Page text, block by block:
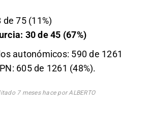
de 75 (11%)
30 de 45 (67%)
autonómicos: 590 de 1261
605 de 1261 (48%).
7 meses hace por ALBERTO